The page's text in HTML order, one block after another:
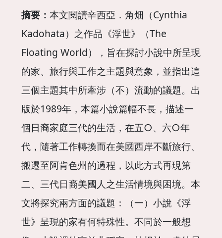
摘要： 本文閱讀辛西亞．角畑（Cynthia
Kadohata）之作品《浮世》（The
Floating World），旨在探討小說中所呈現
的家、旅行與工作之主題與意象，並指出這
三個主題其中所牽涉（不）流動的議題。出
版於1989年，本篇小說篇幅不長，描述一
個日裔家庭三代的生活，在五○、六○年
代，隨著工作轉換而在美國西岸不斷旅行、
搬遷至阿肯色州的過程，以此方式再現第
二、三代日裔美國人之生活情境與困境。本
文將探究兩方面的議題：（一）小說《浮
世》呈現的家有何特殊性。不同於一般想